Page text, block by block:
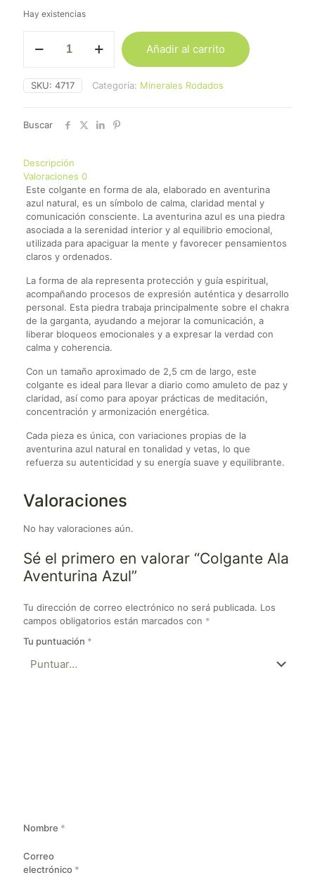
Hay existencias
Ala
Azul
cantidad
Añadir al carrito
SKU: 4717 Categoría: Minerales Rodados
Buscar
Descripción
Valoraciones 0
Este colgante en forma de ala, elaborado en aventurina
azul natural, es un símbolo de calma, claridad mental y
comunicación consciente. La aventurina azul es una piedra
asociada a la serenidad interior y al equilibrio emocional,
utilizada para apaciguar la mente y favorecer pensamientos
claros y ordenados.
La forma de ala representa protección y guía espiritual,
acompañando procesos de expresión auténtica y desarrollo
personal. Esta piedra trabaja principalmente sobre el chakra
de la garganta, ayudando a mejorar la comunicación, a
liberar bloqueos emocionales y a expresar la verdad con
calma y coherencia.
Con un tamaño aproximado de 2,5 cm de largo, este
colgante es ideal para llevar a diario como amuleto de paz y
claridad, así como para apoyar prácticas de meditación,
concentración y armonización energética.
Cada pieza es única, con variaciones propias de la
aventurina azul natural en tonalidad y vetas, lo que
refuerza su autenticidad y su energía suave y equilibrante.
Valoraciones
No hay valoraciones aún.
Sé el primero en valorar “Colgante Ala
Aventurina Azul”
Tu dirección de correo electrónico no será publicada. Los
campos obligatorios están marcados con *
Tu puntuación *
Nombre *
Correo
electrónico *